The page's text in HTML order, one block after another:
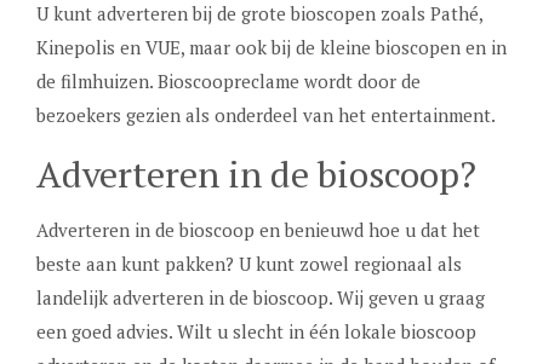
U kunt adverteren bij de grote bioscopen zoals Pathé,
Kinepolis en VUE, maar ook bij de kleine bioscopen en in
de filmhuizen. Bioscoopreclame wordt door de
bezoekers gezien als onderdeel van het entertainment.
Adverteren in de bioscoop?
Adverteren in de bioscoop en benieuwd hoe u dat het
beste aan kunt pakken? U kunt zowel regionaal als
landelijk adverteren in de bioscoop. Wij geven u graag
een goed advies. Wilt u slecht in één lokale bioscoop